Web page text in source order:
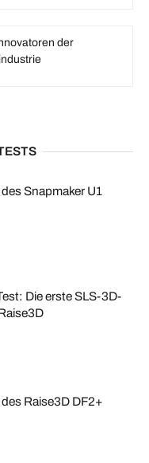
der
Snapmaker U1
Die erste SLS-3D-
Raise3D DF2+